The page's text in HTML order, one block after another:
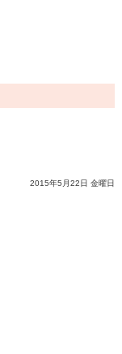
2015年5月22日 金曜日